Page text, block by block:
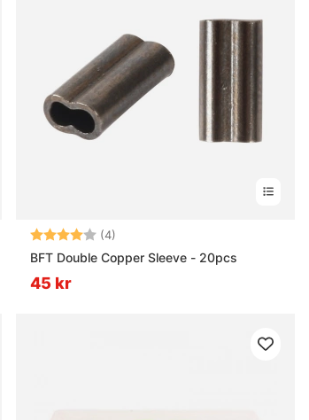
Betyg: (4)
BFT Double Copper Sleeve - 20pcs
45 kr